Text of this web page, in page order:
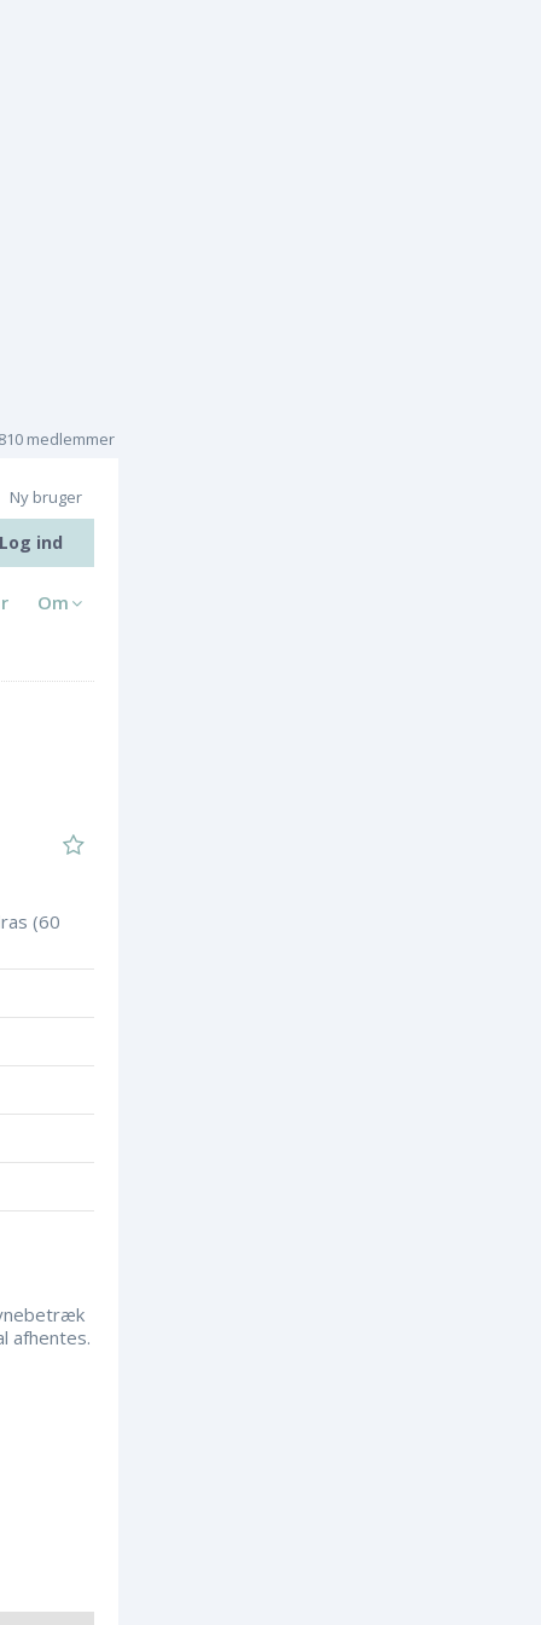
medlemmer
Ny bruger
Log ind
Om
(60
afhentes.